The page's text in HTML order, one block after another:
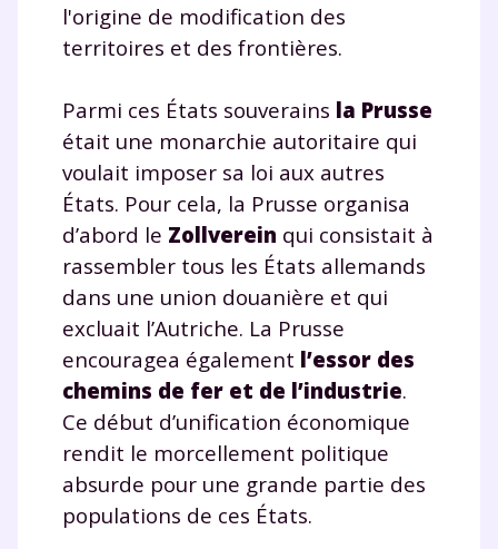
l'origine de modification des
territoires et des frontières.
Parmi ces États souverains la Prusse
était une monarchie autoritaire qui
voulait imposer sa loi aux autres
États. Pour cela, la Prusse organisa
d’abord le Zollverein qui consistait à
rassembler tous les États allemands
dans une union douanière et qui
excluait l’Autriche. La Prusse
encouragea également l’essor des
chemins de fer et de l’industrie.
Ce début d’unification économique
rendit le morcellement politique
absurde pour une grande partie des
populations de ces États.